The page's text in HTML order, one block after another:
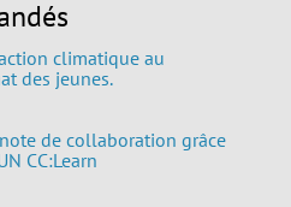
climatique au
des jeunes.
de collaboration grâce
CC:Learn